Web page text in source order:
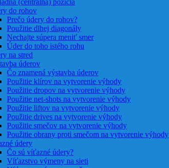
(centrálna) pozícia
do rohov
Prečo údery do rohov?
Použitie dlhej diagonály
Nechajte súpera meniť smer
Úder do toho istého rohu
na stred
úderov
Čo znamená výstavba úderov
Použitie klírov na vytvorenie výhody
Použitie dropov na vytvorenie výhody
Použitie net-shots na vytvorenie výhody
Použitie liftov na vytvorenie výhody
Použitie drives na vytvorenie výhody
Použitie smečov na vytvorenie výhody
Použitie obrany proti smečom na vytvorenie výhody
údery
Čo sú víťazné údery?
Víťazstvo výmeny na sieti